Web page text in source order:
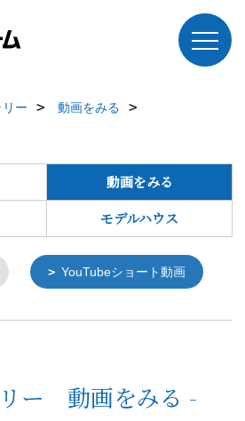
ー
動画をみる
動画をみる
モデルハウス
YouTubeショート動画
ー 動画をみる -